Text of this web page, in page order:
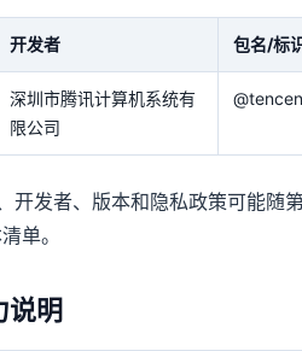
开发者 包名/标
深圳市腾讯计算机系统有
限公司
开发者、版本和隐私政策可能随
单。
说明